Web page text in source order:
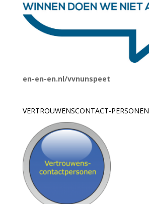
en-en-en.nl/vvnunspeet
VERTROUWENSCONTACT-PERSONEN